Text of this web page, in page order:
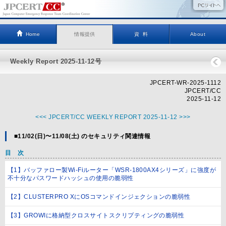
Home 情報提供 資 料 About
Weekly Report 2025-11-12号
JPCERT-WR-2025-1112
JPCERT/CC
2025-11-12
<<< JPCERT/CC WEEKLY REPORT 2025-11-12 >>>
■11/02(日)〜11/08(土) のセキュリティ関連情報
目 次
【1】バッファロー製Wi-Fiルーター「WSR-1800AX4シリーズ」に強度が
不十分なパスワードハッシュの使用の脆弱性
【2】CLUSTERPRO XにOSコマンドインジェクションの脆弱性
【3】GROWIに格納型クロスサイトスクリプティングの脆弱性